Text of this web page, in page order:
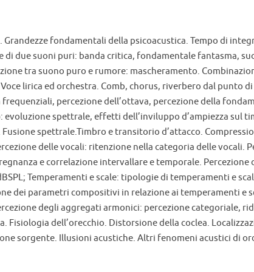
fondamentali della psicoacustica. Tempo di
di due suoni puri: banda critica, fondamentale fantasma,
tra suono puro e rumore: mascheramento.
lirica ed orchestra. Comb, chorus, riverbero dal punto
percezione dell’ottava, percezione della
evoluzione spettrale, effetti dell’inviluppo d’ampiezza sul
spettrale.Timbro e transitorio d’attacco.
delle vocali: ritenzione nella categoria delle vocali.
e correlazione intervallare e temporale. Percezione
Temperamenti e scale: tipologie di temperamenti e
dei parametri compositivi in relazione ai temperamenti e
degli aggregati armonici: percezione categoriale,
Fisiologia dell’orecchio. Distorsione della coclea.
sorgente. Illusioni acustiche. Altri fenomeni acustici di